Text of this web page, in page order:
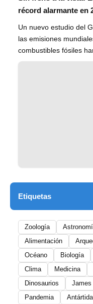
récord alarmante en
Un nuevo estudio del
las emisiones
combustibles fósiles
Etiquetas
Zoología
Alimentación
Océano
Biología
Clima
Medicina
Dinosaurios
James
Pandemia
Antártida